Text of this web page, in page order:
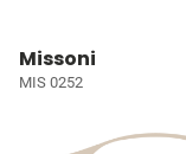
Missoni
MIS 0252